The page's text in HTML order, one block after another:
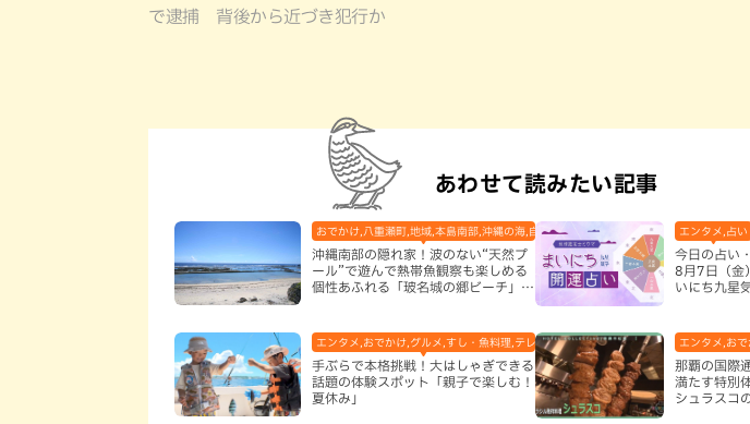
で逮捕 背後から近づき犯行か
あわせて読みたい記事
おでかけ,八重瀬町,地域,本島南部,沖縄の海,自然
沖縄南部の隠れ家！波のない“天然プ
ール”で遊んで熱帯魚観察も楽しめる
個性あふれる「玻名城の郷ビーチ」
エンタメ,占い
今日の占い
8月7日（金
いにち九星
エンタメ,おでかけ,グルメ,すし・魚料理,テレビ,体験,北谷町,地域,子ども,本島中部,本島
手ぶらで本格挑戦！大はしゃぎできる
話題の体験スポット「親子で楽しむ！
夏休み」
エンタメ,お
那覇の国際
満たす特別
シュラスコ